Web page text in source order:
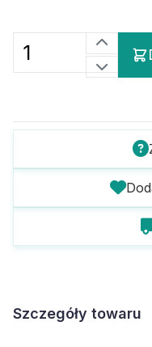
Szczegóły towaru